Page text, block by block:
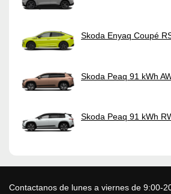
Skoda Enyaq Coupé
Skoda Peaq 91 kWh
Skoda Peaq 91 kWh
Contactanos de lunes a viernes de 9:00-